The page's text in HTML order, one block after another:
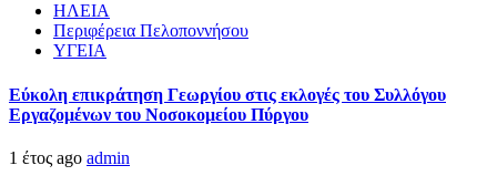
ΗΛΕΙΑ
Περιφέρεια Πελοποννήσου
ΥΓΕΙΑ
Εύκολη επικράτηση Γεωργίου στις εκλογές του Συλλόγου
Εργαζομένων του Νοσοκομείου Πύργου
1 έτος ago admin